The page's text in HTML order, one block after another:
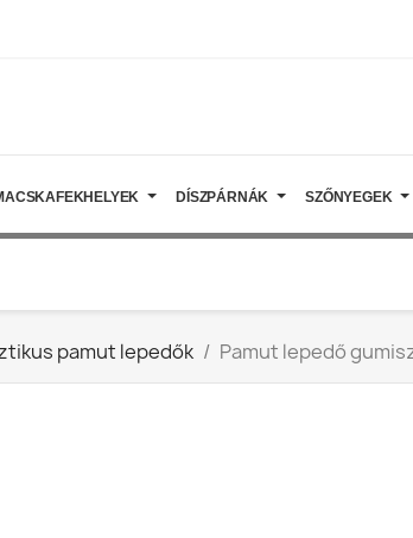
DÍSZPÁRNÁK SZŐNYEGEK
pamut lepedők Pamut lepedő